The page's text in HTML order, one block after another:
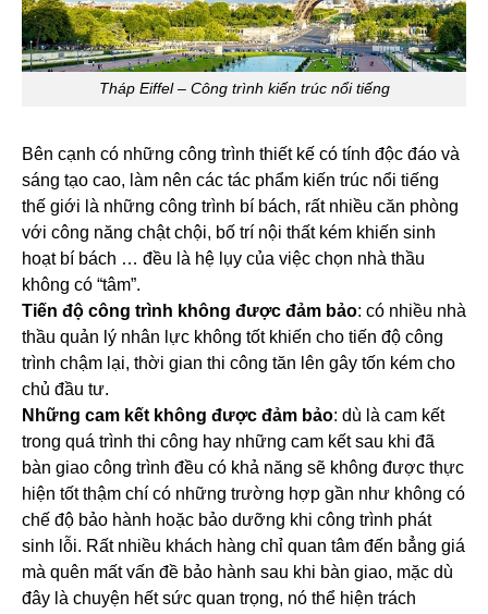
Tháp Eiffel – Công trình kiến trúc nổi tiếng
Bên cạnh có những công trình thiết kế có tính độc đáo và
sáng tạo cao, làm nên các tác phẩm kiến trúc nổi tiếng
thế giới là những công trình bí bách, rất nhiều căn phòng
với công năng chật chội, bố trí nội thất kém khiến sinh
hoạt bí bách … đều là hệ lụy của việc chọn nhà thầu
không có “tâm”.
Tiến độ công trình không được đảm bảo: có nhiều nhà
thầu quản lý nhân lực không tốt khiến cho tiến độ công
trình chậm lại, thời gian thi công tăn lên gây tốn kém cho
chủ đầu tư.
Những cam kết không được đảm bảo: dù là cam kết
trong quá trình thi công hay những cam kết sau khi đã
bàn giao công trình đều có khả năng sẽ không được thực
hiện tốt thậm chí có những trường hợp gần như không có
chế độ bảo hành hoặc bảo dưỡng khi công trình phát
sinh lỗi. Rất nhiều khách hàng chỉ quan tâm đến bẳng giá
mà quên mất vấn đề bảo hành sau khi bàn giao, mặc dù
đây là chuyện hết sức quan trọng, nó thể hiện trách